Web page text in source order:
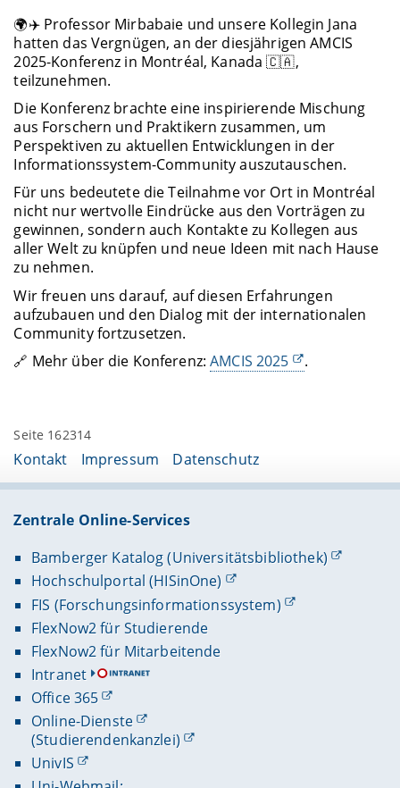
🌍✈️ Professor Mirbabaie und unsere Kollegin Jana
hatten das Vergnügen, an der diesjährigen AMCIS
2025-Konferenz in Montréal, Kanada 🇨🇦,
teilzunehmen.
Die Konferenz brachte eine inspirierende Mischung
aus Forschern und Praktikern zusammen, um
Perspektiven zu aktuellen Entwicklungen in der
Informationssystem-Community auszutauschen.
Für uns bedeutete die Teilnahme vor Ort in Montréal
nicht nur wertvolle Eindrücke aus den Vorträgen zu
gewinnen, sondern auch Kontakte zu Kollegen aus
aller Welt zu knüpfen und neue Ideen mit nach Hause
zu nehmen.
Wir freuen uns darauf, auf diesen Erfahrungen
aufzubauen und den Dialog mit der internationalen
Community fortzusetzen.
🔗 Mehr über die Konferenz:AMCIS 2025 .
Seite 162314
Kontakt Impressum Datenschutz
Zentrale Online-Services
Bamberger Katalog (Universitätsbibliothek)
Hochschulportal (HISinOne)
FIS (Forschungsinformationssystem)
FlexNow2 für Studierende
FlexNow2 für Mitarbeitende
Intranet
Office 365
Online-Dienste
(Studierendenkanzlei)
UnivIS